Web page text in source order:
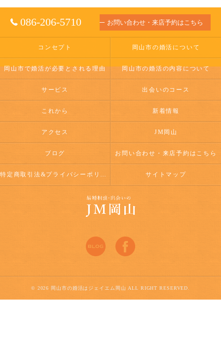
086-206-5710 お問い合わせ・来店予約はこちら
コンセプト 岡山市の婚活について
岡山市で婚活が必要とされる理由 岡山市の婚活の内容について
サービス 出会いのコース
これから 新着情報
アクセス JM岡山
ブログ お問い合わせ・来店予約はこちら
特定商取引法&プライバシーポリシー サイトマップ
© 2026 岡山市の婚活はジェイエム岡山 ALL RIGHT RESERVED.